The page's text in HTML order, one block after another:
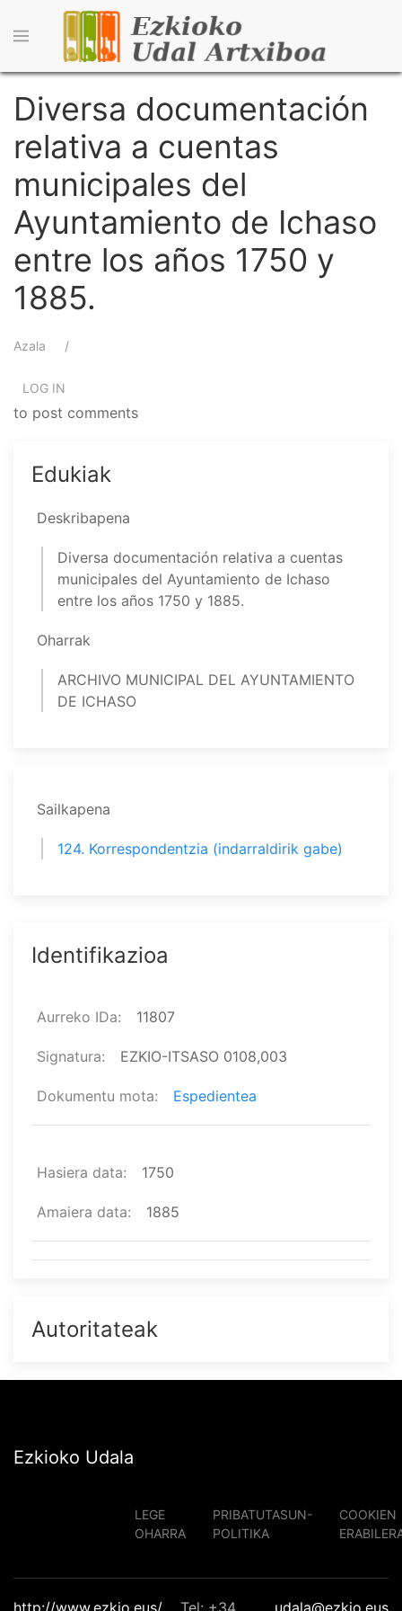
to
content
Diversa documentación
relativa a cuentas
municipales del
Ayuntamiento de Ichaso
entre los años 1750 y
1885.
Breadcrumb
Azala
LOG IN
to post comments
Edukiak
Deskribapena
Diversa documentación relativa a cuentas
municipales del Ayuntamiento de Ichaso
entre los años 1750 y 1885.
Oharrak
ARCHIVO MUNICIPAL DEL AYUNTAMIENTO
DE ICHASO
Sailkapena
124. Korrespondentzia (indarraldirik gabe)
Identifikazioa
Aurreko IDa 11807
Signatura EZKIO-ITSASO 0108,003
Dokumentu mota Espedientea
Hasiera data 1750
Amaiera data 1885
Autoritateak
Ezkioko Udala
LEGE
OHARRA
PRIBATUTASUN-
POLITIKA
COOKIEN
http://www.ezkio.eus/ Tel: +34 udala@ezkio.eus